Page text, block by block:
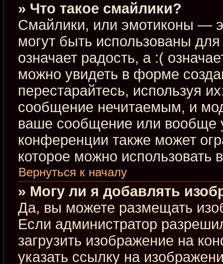
» Что такое смайлики?
Смайлики, или эмотиконы —
могут быть использованы
означает радость, а :(
можно увидеть в форме
перестарайтесь, используя
сообщение нечитаемым, и
ваше сообщение или вообще
конференции также может
которое можно использовать
Вернуться к началу
» Могу ли я добавлять
Да, вы можете размещать
Если администратор
загрузить изображение на
указать ссылку на